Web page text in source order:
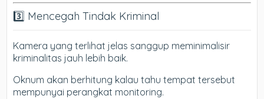
3️⃣ Mencegah Tindak Kriminal
Kamera yang terlihat jelas sanggup meminimalisir
kriminalitas jauh lebih baik.
Oknum akan berhitung kalau tahu tempat tersebut
mempunyai perangkat monitoring.